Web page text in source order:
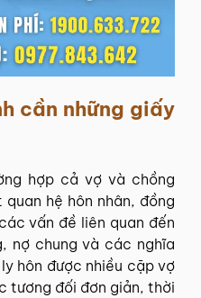
cần những giấy
hợp cả vợ và chồng
hệ hôn nhân, đồng
vấn đề liên quan đến
nợ chung và các nghĩa
hôn được nhiều cặp vợ
tương đối đơn giản, thời